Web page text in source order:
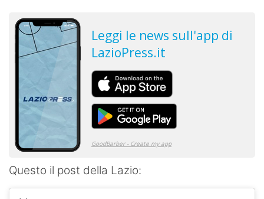
Questo il post della Lazio: